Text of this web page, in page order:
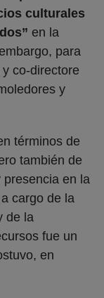
culturales
en la
para
co-directore
y
términos de
también de
presencia en la
cargo de la
de la
fue un
en